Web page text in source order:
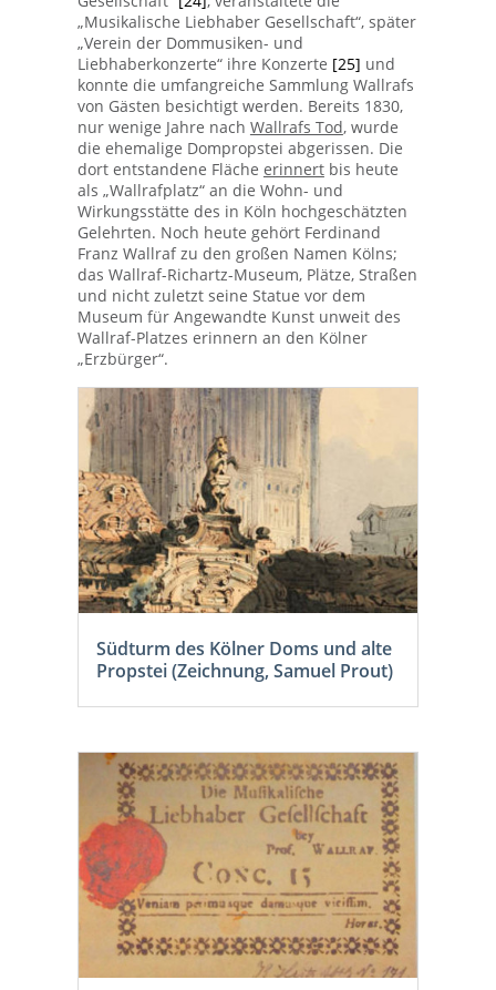
„Musikalische Liebhaber Gesellschaft“, später
„Verein der Dommusiken- und
Liebhaberkonzerte“ ihre Konzerte [25] und
konnte die umfangreiche Sammlung Wallrafs
von Gästen besichtigt werden. Bereits 1830,
nur wenige Jahre nach Wallrafs Tod, wurde
die ehemalige Dompropstei abgerissen. Die
dort entstandene Fläche erinnertbis heute
als „Wallrafplatz“ an die Wohn- und
Wirkungsstätte des in Köln hochgeschätzten
Gelehrten. Noch heute gehört Ferdinand
Franz Wallraf zu den großen Namen Kölns;
das Wallraf-Richartz-Museum, Plätze, Straßen
und nicht zuletzt seine Statue vor dem
Museum für Angewandte Kunst unweit des
Wallraf-Platzes erinnern an den Kölner
„Erzbürger“.
Südturm des Kölner Doms und alte
Propstei (Zeichnung, Samuel Prout)